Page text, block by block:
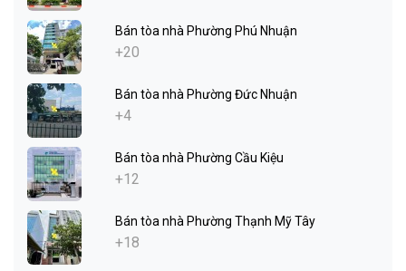
Bán tòa nhà Phường Phú Nhuận
+20
Bán tòa nhà Phường Đức Nhuận
+4
Bán tòa nhà Phường Cầu Kiệu
+12
Bán tòa nhà Phường Thạnh Mỹ Tây
+18